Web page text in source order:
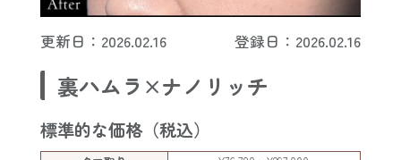
更新日：2026.02.16 登録日：2026.02.16
裏ハムラ×ナノリッチ
標準的な価格（税込）